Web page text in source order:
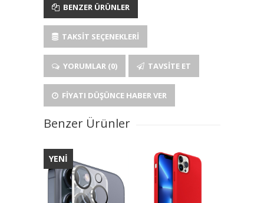
BENZER ÜRÜNLER
TAKSIT SEÇENEKLERI
YORUMLAR (0) TAVSITE ET
FIYATI DÜŞÜNCE HABER VER
Benzer Ürünler
YENİ